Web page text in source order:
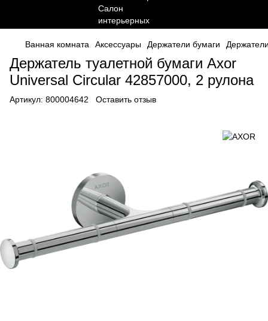
Ванная комната Аксессуары Держатели бумаги
Держатель туалетной бумаги Axor
Universal Circular 42857000, 2 рулона
Артикул: 800004642 Оставить отзыв